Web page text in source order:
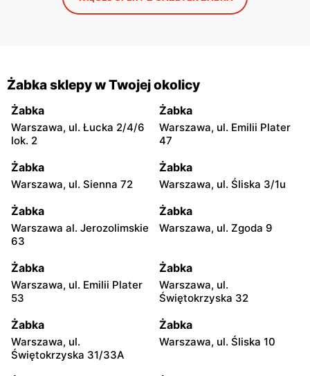
Żabka sklepy w Twojej okolicy
Żabka
Warszawa, ul. Łucka 2/4/6
lok. 2
Żabka
Warszawa, ul. Emilii Plater
47
Żabka
Warszawa, ul. Sienna 72
Żabka
Warszawa, ul. Śliska 3/1u
Żabka
Warszawa al. Jerozolimskie
63
Żabka
Warszawa, ul. Zgoda 9
Żabka
Warszawa, ul. Emilii Plater
53
Żabka
Warszawa, ul.
Świętokrzyska 32
Żabka
Warszawa, ul.
Świętokrzyska 31/33A
Żabka
Warszawa, ul. Śliska 10